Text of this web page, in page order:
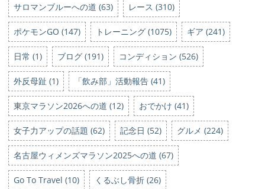
サロマンブルーへの道 (63) レース (310)
ポケモンGO (147) トレーニング (1075) ギア (241)
日常 (1) ブログ (191) コンディション (526)
外反母趾 (1) 「飲み部」活動報告 (41)
東京マラソン2026への道 (12) おでかけ (41)
女子力アップの話題 (62) 記念日 (52) グルメ (224)
名古屋ウィメンズマラソン2025への道 (67)
Go To Travel (10) くるぶし骨折 (26)